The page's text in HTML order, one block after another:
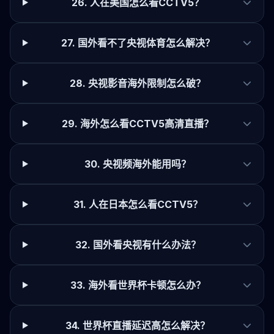
26. 人在美国怎么看CCTV5？
27. 国外看不了央视体育怎么解决？
28. 央视影音海外限制怎么破？
29. 海外怎么看CCTV5高清直播？
30. 央视频海外能用吗？
31. 人在日本怎么看CCTV5？
32. 国外看央视有什么办法？
33. 海外看世界杯卡顿怎么办？
34. 世界杯直播延迟高怎么解决？